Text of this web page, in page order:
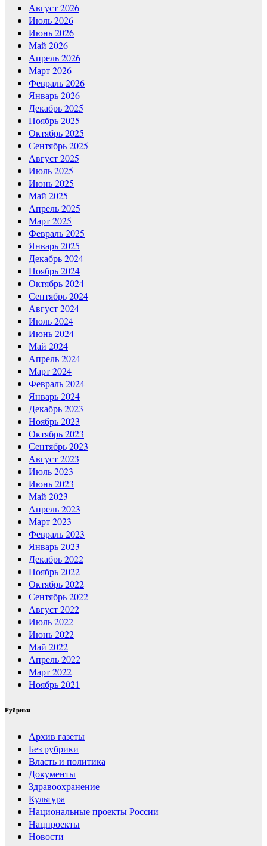
Август 2026
Июль 2026
Июнь 2026
Май 2026
Апрель 2026
Март 2026
Февраль 2026
Январь 2026
Декабрь 2025
Ноябрь 2025
Октябрь 2025
Сентябрь 2025
Август 2025
Июль 2025
Июнь 2025
Май 2025
Апрель 2025
Март 2025
Февраль 2025
Январь 2025
Декабрь 2024
Ноябрь 2024
Октябрь 2024
Сентябрь 2024
Август 2024
Июль 2024
Июнь 2024
Май 2024
Апрель 2024
Март 2024
Февраль 2024
Январь 2024
Декабрь 2023
Ноябрь 2023
Октябрь 2023
Сентябрь 2023
Август 2023
Июль 2023
Июнь 2023
Май 2023
Апрель 2023
Март 2023
Февраль 2023
Январь 2023
Декабрь 2022
Ноябрь 2022
Октябрь 2022
Сентябрь 2022
Август 2022
Июль 2022
Июнь 2022
Май 2022
Апрель 2022
Март 2022
Ноябрь 2021
Рубрики
Архив газеты
Без рубрики
Власть и политика
Документы
Здравоохранение
Культура
Национальные проекты России
Нацпроекты
Новости